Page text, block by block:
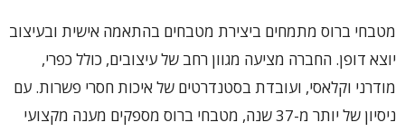
מטבחי ברוס מתמחים ביצירת מטבחים בהתאמה אישית ובעיצוב
יוצא דופן. החברה מציעה מגוון רחב של עיצובים, כולל כפרי,
מודרני וקלאסי, ועובדת בסטנדרטים של איכות חסרי פשרות. עם
ניסיון של יותר מ-37 שנה, מטבחי ברוס מספקים מענה מקצועי